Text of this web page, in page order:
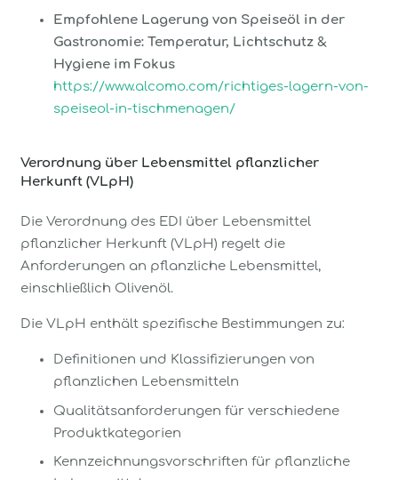
Empfohlene Lagerung von Speiseöl in der
Gastronomie: Temperatur, Lichtschutz &
Hygiene im Fokus
https://www.alcomo.com/richtiges-lagern-von-
speiseol-in-tischmenagen/
Verordnung über Lebensmittel pflanzlicher
Herkunft (VLpH)
Die Verordnung des EDI über Lebensmittel
pflanzlicher Herkunft (VLpH) regelt die
Anforderungen an pflanzliche Lebensmittel,
einschließlich Olivenöl.
Die VLpH enthält spezifische Bestimmungen zu:
Definitionen und Klassifizierungen von
pflanzlichen Lebensmitteln
Qualitätsanforderungen für verschiedene
Produktkategorien
Kennzeichnungsvorschriften für pflanzliche